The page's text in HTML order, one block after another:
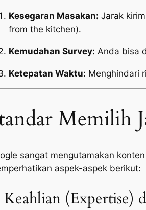
Kesegaran Masakan: Jarak
from the kitchen).
Kemudahan Survey: Anda bisa
Ketepatan Waktu: Menghindari
Memilih
sangat mengutamakan
aspek-aspek berikut:
Keahlian (Expertise)